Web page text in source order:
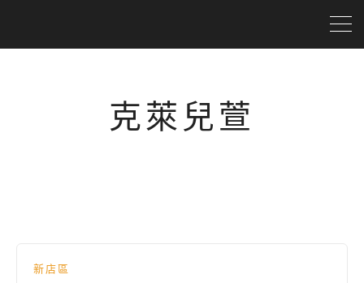
克萊兒萱
新店區